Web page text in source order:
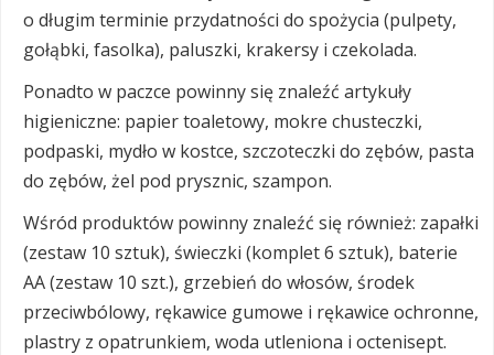
o długim terminie przydatności do spożycia (pulpety,
gołąbki, fasolka), paluszki, krakersy i czekolada.
Ponadto w paczce powinny się znaleźć artykuły
higieniczne: papier toaletowy, mokre chusteczki,
podpaski, mydło w kostce, szczoteczki do zębów, pasta
do zębów, żel pod prysznic, szampon.
Wśród produktów powinny znaleźć się również: zapałki
(zestaw 10 sztuk), świeczki (komplet 6 sztuk), baterie
AA (zestaw 10 szt.), grzebień do włosów, środek
przeciwbólowy, rękawice gumowe i rękawice ochronne,
plastry z opatrunkiem, woda utleniona i octenisept.